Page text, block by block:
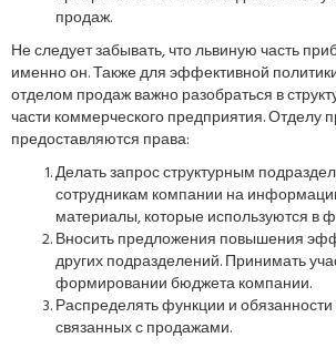
продаж.
Не следует забывать, что львиную часть
именно он. Также для эффективной
отделом продаж важно разобраться в
части коммерческого предприятия. Отделу
предоставляются права:
Делать запрос структурным
сотрудникам компании на
материалы, которые используются в
Вносить предложения повышения
других подразделений. Принимать
формировании бюджета компании.
Распределять функции и обязанности
связанных с продажами.